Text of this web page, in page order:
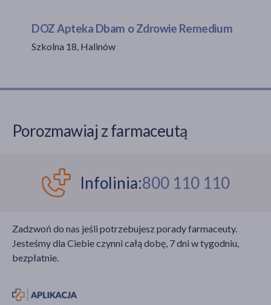
DOZ Apteka Dbam o Zdrowie Remedium
Szkolna 18, Halinów
Porozmawiaj z farmaceutą
Infolinia:800 110 110
Zadzwoń do nas jeśli potrzebujesz porady farmaceuty.
Jesteśmy dla Ciebie czynni całą dobę, 7 dni w tygodniu,
bezpłatnie.